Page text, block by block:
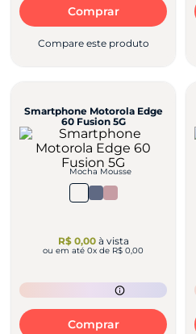
Comprar
Compare este produto
Smartphone Motorola Edge
60 Fusion 5G
Mocha Mousse
R$ 0,00à vista
ou em até 0x de R$ 0,00
Comprar